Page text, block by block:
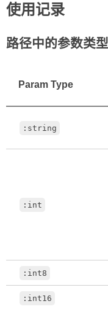
使用记录
路径中的参数类型
Param Type
:string
:int
:int8
:int16